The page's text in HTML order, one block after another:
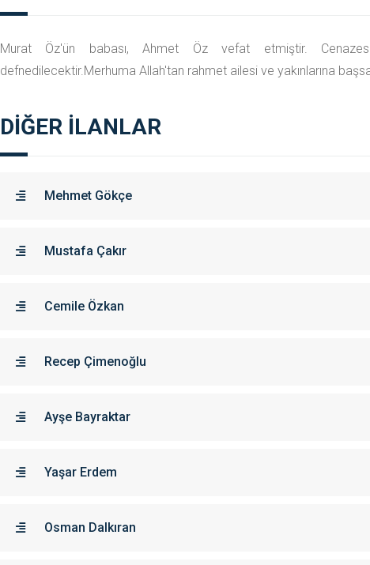
Murat Öz'ün babası, Ahmet Öz vefat etmiştir.
defnedilecektir.Merhuma Allah'tan rahmet ailesi ve yakınlarına
DİĞER İLANLAR
Mehmet Gökçe
Mustafa Çakır
Cemile Özkan
Recep Çimenoğlu
Ayşe Bayraktar
Yaşar Erdem
Osman Dalkıran